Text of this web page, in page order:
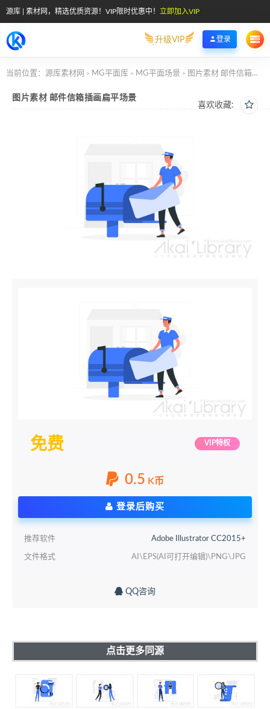
源库 | 素材网，精选优质资源！VIP限时优惠中！ 立即加入VIP
升级VIP 登录
当前位置： 源库素材网 > MG平面库 > MG平面场景 > 图片素材 邮件信箱插画扁平场景
喜欢收藏:
图片素材 邮件信箱插画扁平场景
免费 VIP特权
0.5 K币
登录后购买
推荐软件 Adobe Illustrator CC2015+
文件格式 AI\EPS(AI可打开编辑)\PNG\JPG
QQ咨询
点击更多同源